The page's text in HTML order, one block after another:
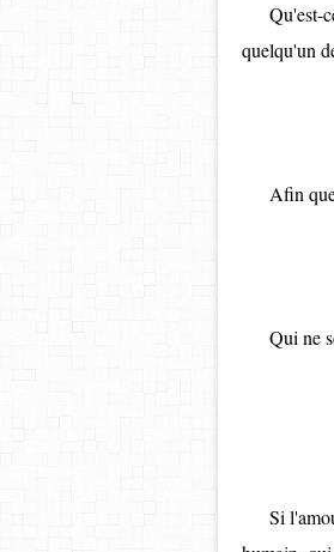
Qu'est-ce
quelqu'un
Afin que
Qui ne
Si